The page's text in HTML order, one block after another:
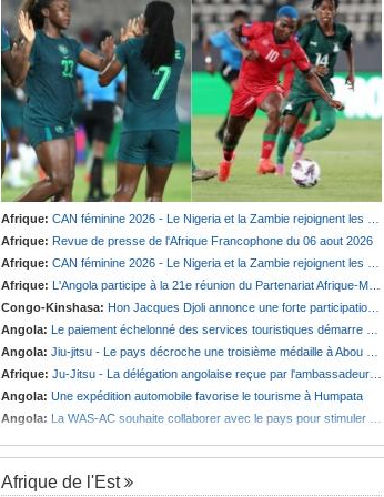
Afrique: CAN féminine 2026 - Le Nigeria et la Zambie rejoignent les quarts de finale
Afrique: Revue de presse de l'Afrique Francophone du 06 aout 2026
Afrique: CAN féminine 2026 - Le Nigeria et la Zambie rejoignent les quarts de finale
Afrique: L'Angola participe à la 21e réunion du Partenariat Afrique-Monde arabe au Caire
Congo-Kinshasa: Hon Jacques Djoli annonce une forte participation du pays à la Conférence des présidents de parlements à Midrand
Angola: Le paiement échelonné des services touristiques démarre ce jeudi
Angola: Jiu-jitsu - Le pays décroche une troisième médaille à Abou Dabi
Afrique: Ju-Jitsu - La délégation angolaise reçue par l'ambassadeur d'Angola aux Émirats arabes unis
Angola: Une expédition automobile favorise le tourisme à Humpata
Angola: La WAS-AC souhaite collaborer avec le pays pour stimuler l'aquaculture
Afrique de l'Est